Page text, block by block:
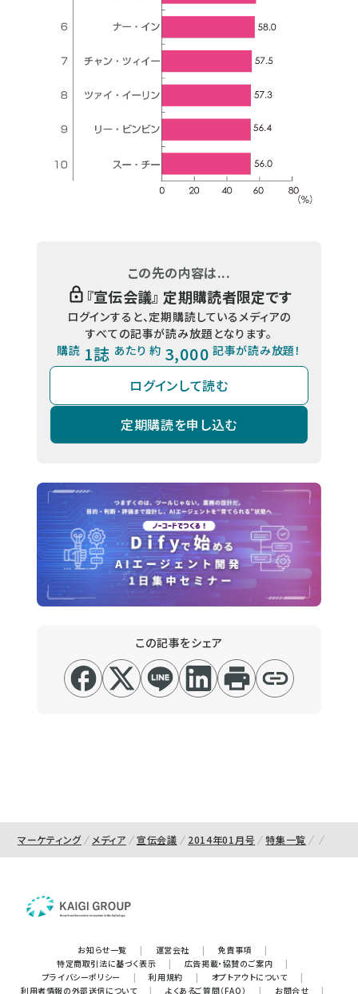
この先の内容は...
『宣伝会議』 定期購読者限定です
ログインすると、定期購読しているメディアの
すべての記事が読み放題となります。
購読 1誌 あたり 約 3,000 記事が読み放題！
ログインして読む
定期購読を申し込む
この記事をシェア
マーケティング メディア 宣伝会議 2014年01月号 特集一覧
お知らせ一覧 | 運営会社 | 免責事項
|
特定商取引法に基づく表示
| 広告掲載・協賛のご案内
|
プライバシーポリシー
| 利用規約 | オプトアウトについて
|
利用者情報の外部送信について
| よくあるご質問（FAQ） | お問合せ |